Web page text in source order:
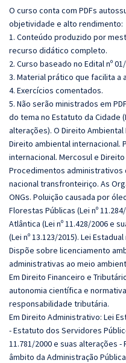
O curso conta com PDFs
objetividade e alto rendimento:
1. Conteúdo produzido por
recurso didático completo.
2. Curso baseado no Edital nº
3. Material prático que facilita a
4. Exercícios comentados.
5. Não serão ministrados em
do tema no Estatuto da Cidade
alterações). O Direito
Direito ambiental internacional.
internacional. Mercosul e
Procedimentos administrativos
nacional transfronteiriço. As
ONGs. Poluição causada por
Florestas Públicas (Lei nº
Atlântica (Lei nº 11.428/2006 e
(Lei nº 13.123/2015). Lei
Dispõe sobre licenciamento
administrativas ao meio
Em Direito Financeiro e
autonomia científica e
responsabilidade tributária.
Em Direito Administrativo: Lei
- Estatuto dos Servidores
11.781/2000 e suas alterações
âmbito da Administração